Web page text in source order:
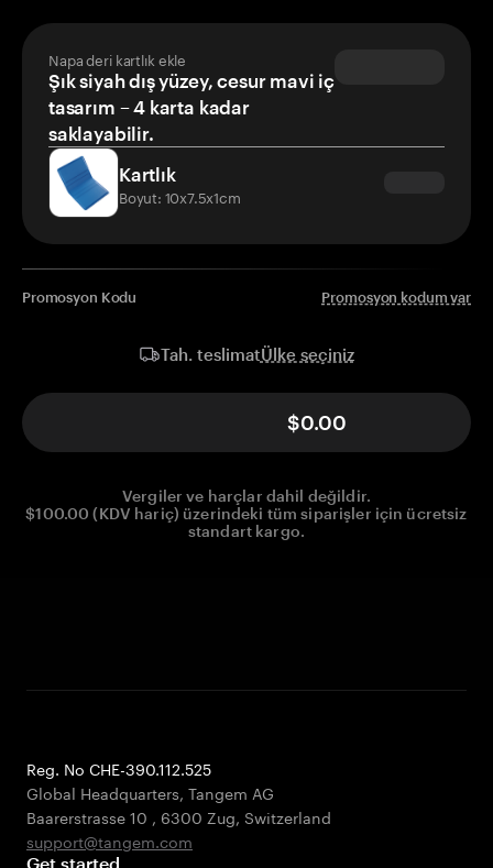
Napa deri kartlık ekle
Şık siyah dış yüzey, cesur mavi iç
tasarım – 4 karta kadar
saklayabilir.
Kartlık
Boyut: 10x7.5x1cm
Promosyon Kodu Promosyon kodum var
Tah. teslimatÜlke seçiniz
$0.00
Vergiler ve harçlar dahil değildir.
$100.00 (KDV hariç) üzerindeki tüm siparişler için ücretsiz
standart kargo.
Reg. No CHE-390.112.525
Global Headquarters, Tangem AG
Baarerstrasse 10 , 6300 Zug, Switzerland
support@tangem.com
Get started